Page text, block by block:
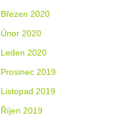
Březen 2020
Únor 2020
Leden 2020
Prosinec 2019
Listopad 2019
Říjen 2019